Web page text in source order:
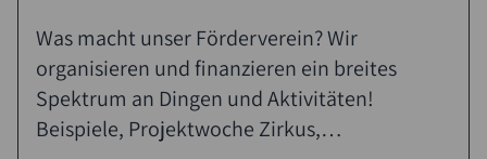
Was macht unser Förderverein? Wir
organisieren und finanzieren ein breites
Spektrum an Dingen und Aktivitäten!
Beispiele, Projektwoche Zirkus,